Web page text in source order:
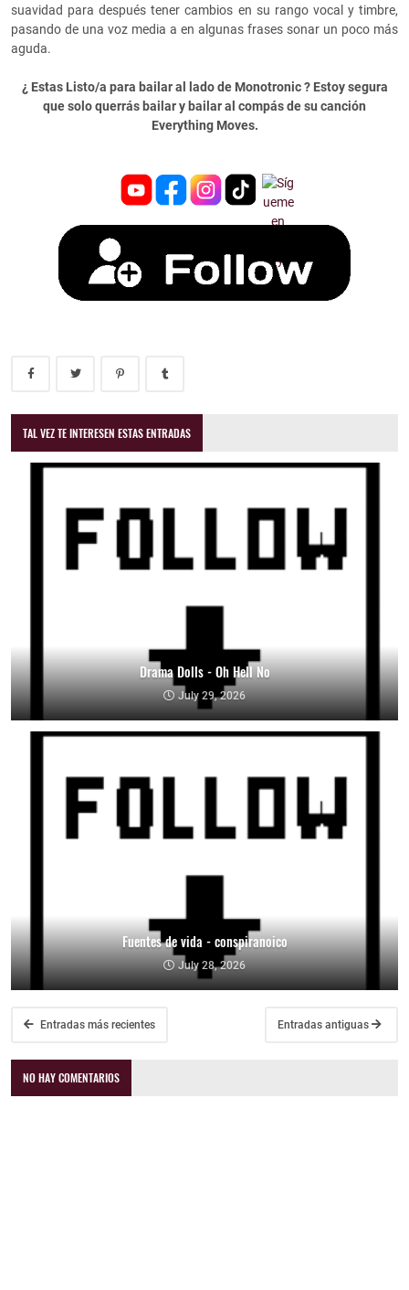
suavidad para después tener cambios en su rango vocal y timbre,
pasando de una voz media a en algunas frases sonar un poco más
aguda.
¿ Estas Listo/a para bailar al lado de Monotronic ? Estoy segura
que solo querrás bailar y bailar al compás de su canción
Everything Moves.
TAL VEZ TE INTERESEN ESTAS ENTRADAS
Drama Dolls - Oh Hell No
July 29, 2026
Fuentes de vida - conspiranoico
July 28, 2026
Entradas más recientes Entradas antiguas
NO HAY COMENTARIOS